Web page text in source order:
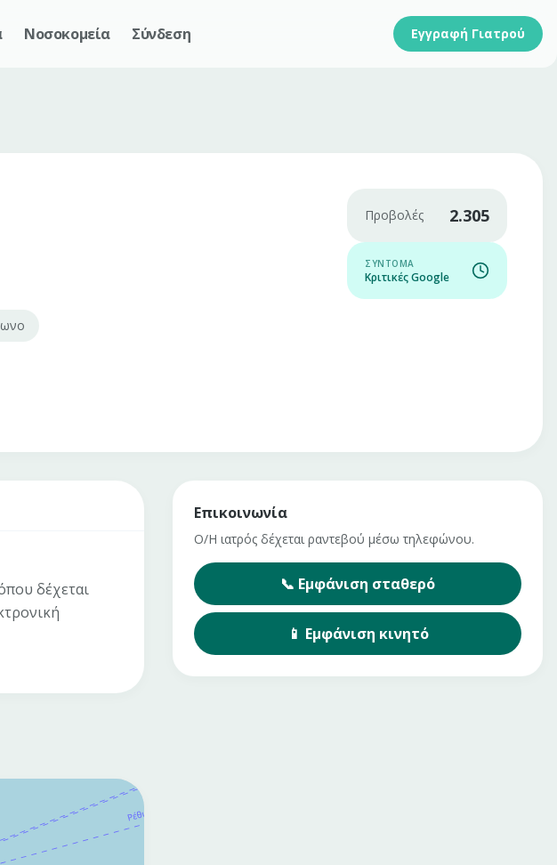
Νοσοκομεία Σύνδεση Εγγραφή Γιατρού
Προβολές 2.305
ΣΎΝΤΟΜΑ
Κριτικές Google
δέχεται
Επικοινωνία
Ο/Η ιατρός δέχεται ραντεβού μέσω τηλεφώνου.
📞 Εμφάνιση σταθερό
📱 Εμφάνιση κινητό